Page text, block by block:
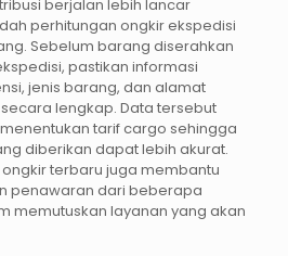
berjalan lebih lancar
perhitungan ongkir ekspedisi
Sebelum barang diserahkan
pastikan informasi
jenis barang, dan alamat
lengkap. Data tersebut
tarif cargo sehingga
diberikan dapat lebih akurat.
terbaru juga membantu
penawaran dari beberapa
memutuskan layanan yang akan